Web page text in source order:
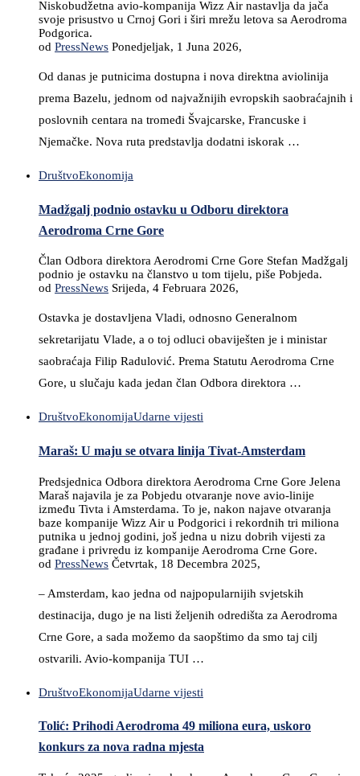
Niskobudžetna avio-kompanija Wizz Air nastavlja da jača
svoje prisustvo u Crnoj Gori i širi mrežu letova sa Aerodroma
Podgorica.
od PressNews Ponedjeljak, 1 Juna 2026,
Od danas je putnicima dostupna i nova direktna aviolinija
prema Bazelu, jednom od najvažnijih evropskih saobraćajnih i
poslovnih centara na tromeđi Švajcarske, Francuske i
Njemačke. Nova ruta predstavlja dodatni iskorak …
DruštvoEkonomija
Madžgalj podnio ostavku u Odboru direktora
Aerodroma Crne Gore
Član Odbora direktora Aerodromi Crne Gore Stefan Madžgalj
podnio je ostavku na članstvo u tom tijelu, piše Pobjeda.
od PressNews Srijeda, 4 Februara 2026,
Ostavka je dostavljena Vladi, odnosno Generalnom
sekretarijatu Vlade, a o toj odluci obaviješten je i ministar
saobraćaja Filip Radulović. Prema Statutu Aerodroma Crne
Gore, u slučaju kada jedan član Odbora direktora …
DruštvoEkonomijaUdarne vijesti
Maraš: U maju se otvara linija Tivat-Amsterdam
Predsjednica Odbora direktora Aerodroma Crne Gore Jelena
Maraš najavila je za Pobjedu otvaranje nove avio-linije
između Tivta i Amsterdama. To je, nakon najave otvaranja
baze kompanije Wizz Air u Podgorici i rekordnih tri miliona
putnika u jednoj godini, još jedna u nizu dobrih vijesti za
građane i privredu iz kompanije Aerodroma Crne Gore.
od PressNews Četvrtak, 18 Decembra 2025,
– Amsterdam, kao jedna od najpopularnijih svjetskih
destinacija, dugo je na listi željenih odredišta za Aerodroma
Crne Gore, a sada možemo da saopštimo da smo taj cilj
ostvarili. Avio-kompanija TUI …
DruštvoEkonomijaUdarne vijesti
Tolić: Prihodi Aerodroma 49 miliona eura, uskoro
konkurs za nova radna mjesta